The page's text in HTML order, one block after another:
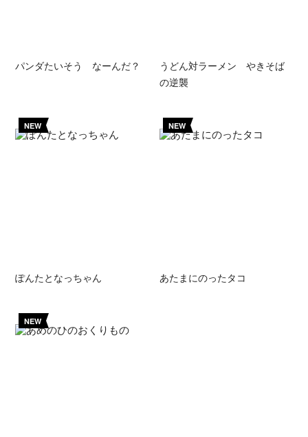
パンダたいそう なーんだ？
うどん対ラーメン やきそば
の逆襲
NEW
ぽんたとなっちゃん
NEW
あたまにのったタコ
NEW